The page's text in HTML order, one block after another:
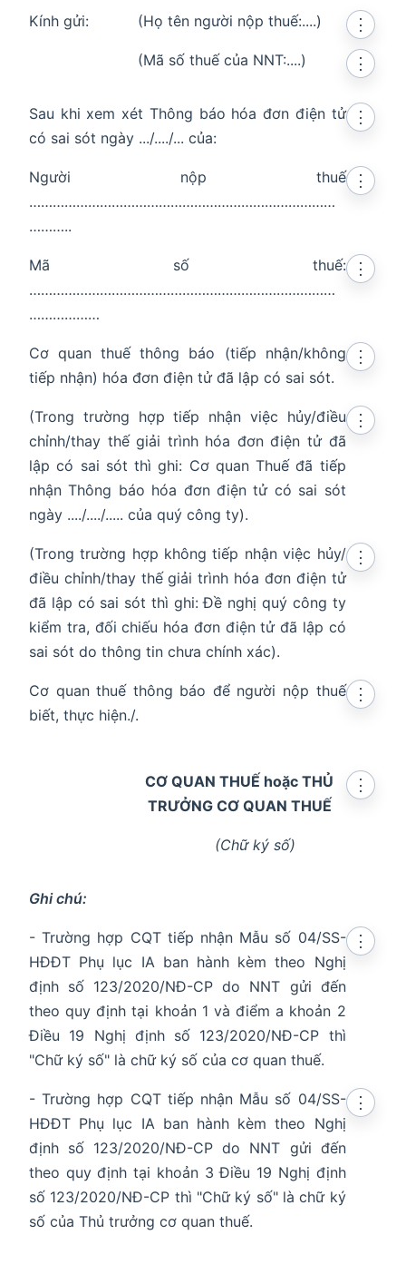
Kính gửi: (Họ tên người nộp thuế:....)
⋮
(Mã số thuế của NNT:....)
⋮
Sau khi xem xét Thông báo hóa đơn điện tử
có sai sót ngày .../..../... của:
⋮
Người nộp thuế
……………………………………………………………………
………..
⋮
Mã số thuế:
……………………………………………………………………
………………
⋮
Cơ quan thuế thông báo (tiếp nhận/không
tiếp nhận) hóa đơn điện tử đã lập có sai sót.
⋮
(Trong trường hợp tiếp nhận việc hủy/điều
chỉnh/thay thế giải trình hóa đơn điện tử đã
lập có sai sót thì ghi: Cơ quan Thuế đã tiếp
nhận Thông báo hóa đơn điện tử có sai sót
ngày ..../..../..... của quý công ty).
⋮
(Trong trường hợp không tiếp nhận việc hủy/
điều chỉnh/thay thế giải trình hóa đơn điện tử
đã lập có sai sót thì ghi: Đề nghị quý công ty
kiểm tra, đối chiếu hóa đơn điện tử đã lập có
sai sót do thông tin chưa chính xác).
⋮
Cơ quan thuế thông báo để người nộp thuế
biết, thực hiện./.
⋮
CƠ QUAN THUẾ hoặc THỦ
TRƯỞNG CƠ QUAN THUẾ
⋮
(Chữ ký số)
Ghi chú:
- Trường hợp CQT tiếp nhận Mẫu số 04/SS-
HĐĐT Phụ lục IA ban hành kèm theo Nghị
định số 123/2020/NĐ-CP do NNT gửi đến
theo quy định tại khoản 1 và điểm a khoản 2
Điều 19 Nghị định số 123/2020/NĐ-CP thì
"Chữ ký số" là chữ ký số của cơ quan thuế.
⋮
- Trường hợp CQT tiếp nhận Mẫu số 04/SS-
HĐĐT Phụ lục IA ban hành kèm theo Nghị
định số 123/2020/NĐ-CP do NNT gửi đến
theo quy định tại khoản 3 Điều 19 Nghị định
số 123/2020/NĐ-CP thì "Chữ ký số" là chữ ký
số của Thủ trưởng cơ quan thuế.
⋮